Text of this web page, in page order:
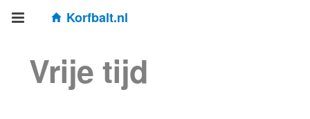
Korfbalt.nl
Vrije tijd